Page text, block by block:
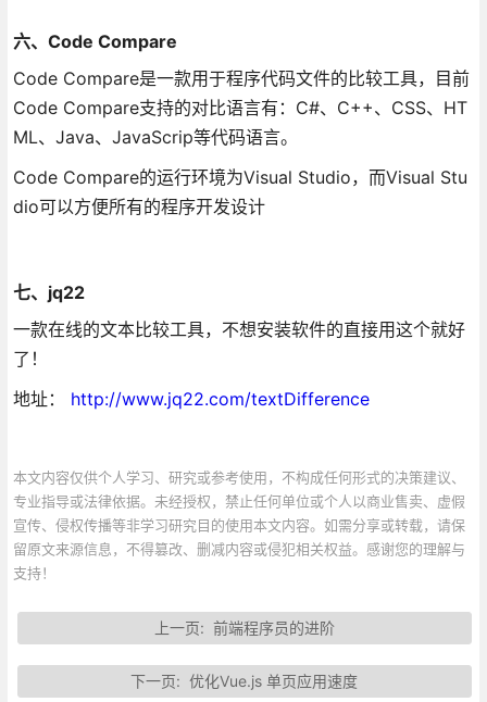
六、Code Compare
Code Compare是一款用于程序代码文件的比较工具，目前
Code Compare支持的对比语言有：C#、C++、CSS、HT
ML、Java、JavaScrip等代码语言。
Code Compare的运行环境为Visual Studio，而Visual Stu
dio可以方便所有的程序开发设计
七、jq22
一款在线的文本比较工具，不想安装软件的直接用这个就好
了！
地址： http://www.jq22.com/textDifference
本文内容仅供个人学习、研究或参考使用，不构成任何形式的决策建议、
专业指导或法律依据。未经授权，禁止任何单位或个人以商业售卖、虚假
宣传、侵权传播等非学习研究目的使用本文内容。如需分享或转载，请保
留原文来源信息，不得篡改、删减内容或侵犯相关权益。感谢您的理解与
支持！
上一页: 前端程序员的进阶
下一页:优化Vue.js 单页应用速度